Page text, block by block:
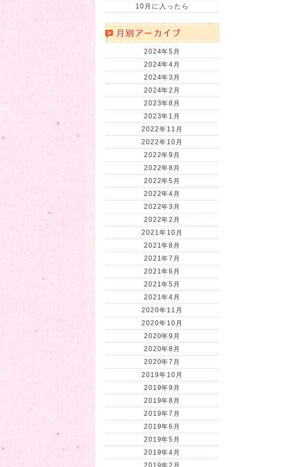
10月に入ったら
2024年5月
2024年4月
2024年3月
2024年2月
2023年8月
2023年1月
2022年11月
2022年10月
2022年9月
2022年8月
2022年5月
2022年4月
2022年3月
2022年2月
2021年10月
2021年8月
2021年7月
2021年6月
2021年5月
2021年4月
2020年11月
2020年10月
2020年9月
2020年8月
2020年7月
2019年10月
2019年9月
2019年8月
2019年7月
2019年6月
2019年5月
2019年4月
2019年2月